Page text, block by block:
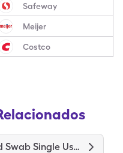
Safeway
Meijer
Costco
Bd Swab Single Use Regular